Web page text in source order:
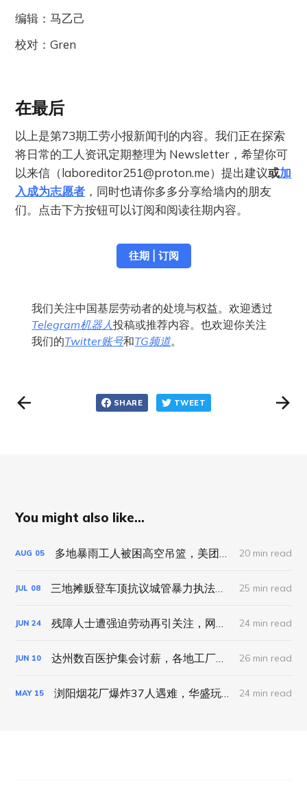
编辑：马乙己
校对：Gren
在最后
以上是第73期工劳小报新闻刊的内容。我们正在探索
将日常的工人资讯定期整理为 Newsletter，希望你可
以来信（laboreditor251@proton.me）提出建议或加
入成为志愿者 ，同时也请你多多分享给墙内的朋友
们。点击下方按钮可以订阅和阅读往期内容。
往期 | 订阅
我们关注中国基层劳动者的处境与权益。欢迎透过
Telegram机器人投稿或推荐内容。也欢迎你关注
我们的Twitter账号和TG频道。
SHARE TWEET
You might also like...
AUG 05 20 min read
JUL 08 25 min read
JUN 24 24 min read
JUN 10 26 min read
MAY 15 24 min read